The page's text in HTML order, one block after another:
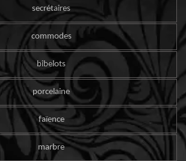
secrétaires
commodes
bibelots
porcelaine
faïence
marbre